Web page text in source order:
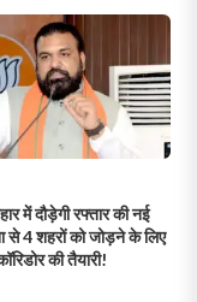
में दौड़ेगी रफ्तार की नई
से 4 शहरों को जोड़ने के लिए
की तैयारी!